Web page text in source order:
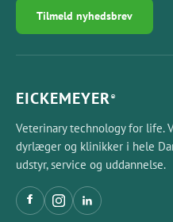
Tilmeld nyhedsbrev
EICKEMEYER®
Veterinary technology for life.
dyrlæger og klinikker i hele
udstyr, service og uddannelse.